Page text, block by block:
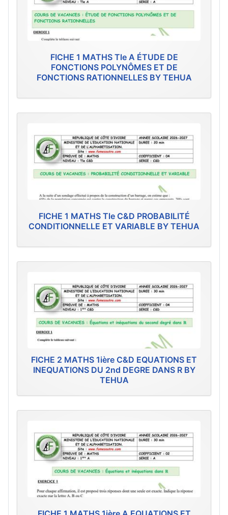
FICHE 1 MATHS Tle A ÉTUDE DE
FONCTIONS POLYNÔMES ET DE
FONCTIONS RATIONNELLES BY TEHUA
FICHE 1 MATHS Tle C&D PROBABILITÉ
CONDITIONNELLE ET VARIABLE BY TEHUA
FICHE 2 MATHS 1ière C&D EQUATIONS ET
INEQUATIONS DU 2nd DEGRE DANS R BY
TEHUA